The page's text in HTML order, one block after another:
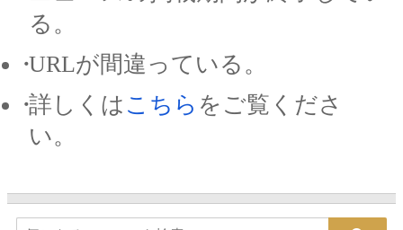
る。
URLが間違っている。
詳しくは こちら をご覧くださ
い。